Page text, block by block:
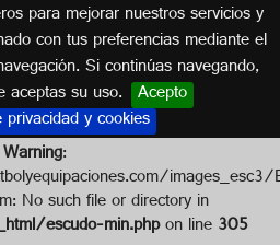
para mejorar nuestros servicios y
con tus preferencias mediante el
Si continúas navegando,
aceptas su uso. Acepto
y cookies
TARAGOÑA
Warning:
No such file or directory in
escudo-min.phpon line305